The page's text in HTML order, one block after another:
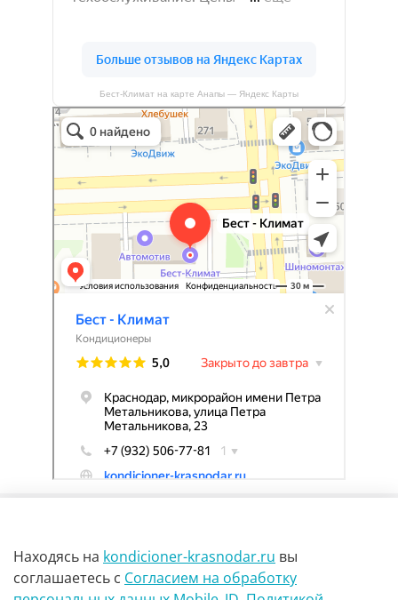
Бест-Климат на карте Анапы — Яндекс Карты
Бест-климат
Кондиционеры в Краснодаре
Находясь на kondicioner-krasnodar.ru вы
соглашаетесь с Согласием на обработку